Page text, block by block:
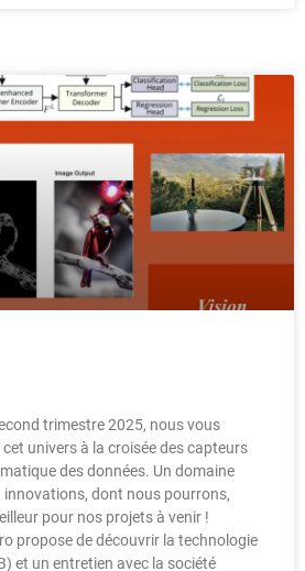
trimestre 2025, nous vous
univers à la croisée des capteurs
des données. Un domaine
innovations, dont nous pourrons,
pour nos projets à venir !
propose de découvrir la technologie
et un entretien avec la société